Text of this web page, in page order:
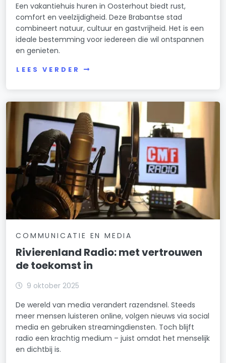
Een vakantiehuis huren in Oosterhout biedt rust,
comfort en veelzijdigheid. Deze Brabantse stad
combineert natuur, cultuur en gastvrijheid. Het is een
ideale bestemming voor iedereen die wil ontspannen
en genieten.
LEES VERDER
COMMUNICATIE EN MEDIA
Rivierenland Radio: met vertrouwen
de toekomst in
9 oktober 2025
De wereld van media verandert razendsnel. Steeds
meer mensen luisteren online, volgen nieuws via social
media en gebruiken streamingdiensten. Toch blijft
radio een krachtig medium – juist omdat het menselijk
en dichtbij is.